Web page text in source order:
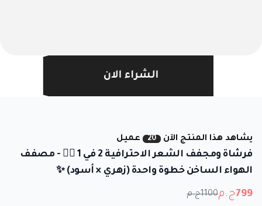
الشراء الان
يشاهد هذا المنتج الآن 20 عميل
فرشاة ومجفف الشعر الاحترافية 2 في 1 💇‍♀️ - مصفف
الهواء الساخن خطوة واحدة (زهري × أسود) ✨
799ج.م1100ج.م